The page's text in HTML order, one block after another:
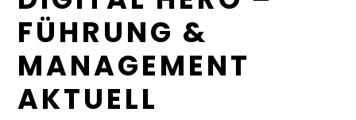
FÜHRUNG &
MANAGEMENT
AKTUELL